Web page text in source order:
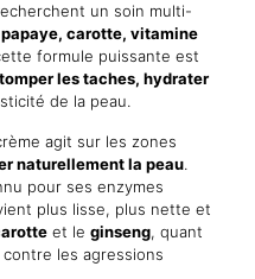
un soin multi-
papaye, carotte, vitamine
formule puissante est
les taches, hydrater
de la peau.
agit sur les zones
naturellement la peau.
pour ses enzymes
plus lisse, plus nette et
et le ginseng, quant
les agressions